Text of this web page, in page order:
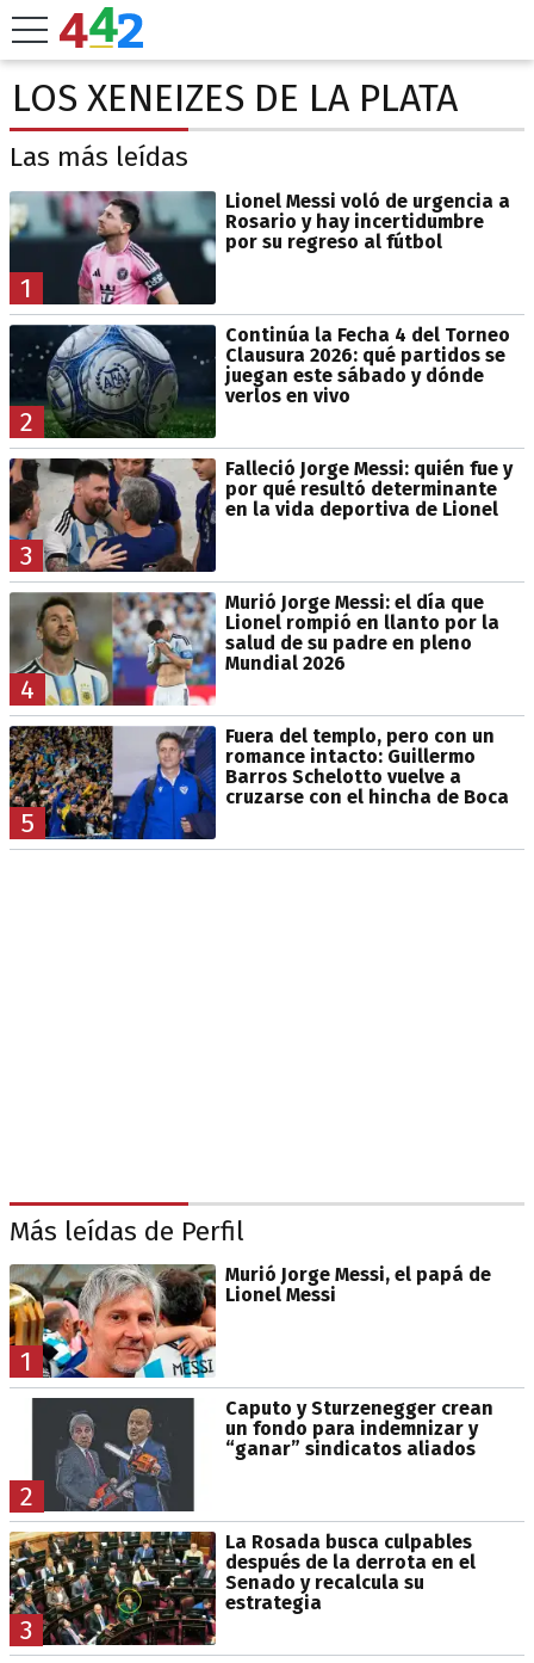
LOS XENEIZES DE LA PLATA
Las más leídas
1
Lionel Messi voló de urgencia a
Rosario y hay incertidumbre
por su regreso al fútbol
2
Continúa la Fecha 4 del Torneo
Clausura 2026: qué partidos se
juegan este sábado y dónde
verlos en vivo
3
Falleció Jorge Messi: quién fue y
por qué resultó determinante
en la vida deportiva de Lionel
4
Murió Jorge Messi: el día que
Lionel rompió en llanto por la
salud de su padre en pleno
Mundial 2026
5
Fuera del templo, pero con un
romance intacto: Guillermo
Barros Schelotto vuelve a
cruzarse con el hincha de Boca
Más leídas de Perfil
1
Murió Jorge Messi, el papá de
Lionel Messi
2
Caputo y Sturzenegger crean
un fondo para indemnizar y
“ganar” sindicatos aliados
3
La Rosada busca culpables
después de la derrota en el
Senado y recalcula su
estrategia